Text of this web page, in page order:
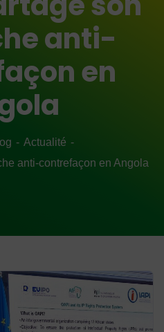
anti-
en
Actualité
anti-contrefaçon en Angola